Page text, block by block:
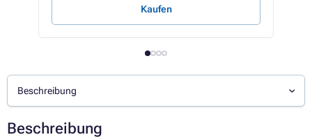
Kaufen
Beschreibung
Beschreibung